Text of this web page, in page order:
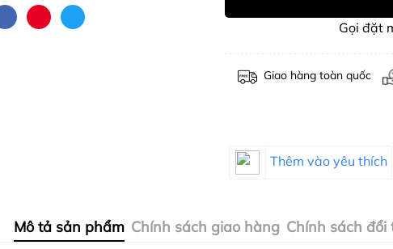
Gọi đặt
Giao hàng toàn quốc
Thêm vào yêu thích
Mô tả sản phẩm Chính sách giao hàng Chính sách đổi